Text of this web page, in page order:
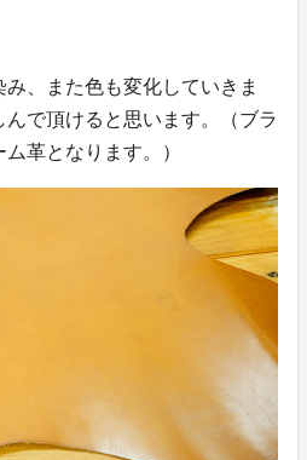
、また色も変化していきま
で頂けると思います。（ブラ
革となります。）